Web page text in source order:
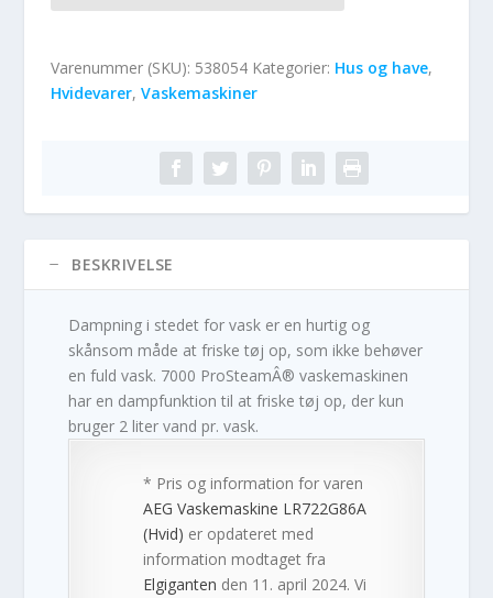
Varenummer (SKU): 538054 Kategorier: Hus og have,
Hvidevarer,Vaskemaskiner
BESKRIVELSE
Dampning i stedet for vask er en hurtig og
skånsom måde at friske tøj op, som ikke behøver
en fuld vask. 7000 ProSteamÂ® vaskemaskinen
har en dampfunktion til at friske tøj op, der kun
bruger 2 liter vand pr. vask.
* Pris og information for varen
AEG Vaskemaskine LR722G86A
(Hvid) er opdateret med
information modtaget fra
Elgiganten den 11. april 2024. Vi